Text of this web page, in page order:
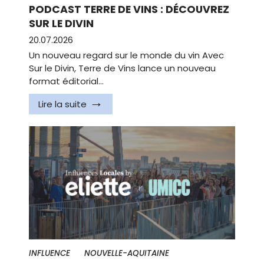
PODCAST TERRE DE VINS : DÉCOUVREZ
SUR LE DIVIN
20.07.2026
Un nouveau regard sur le monde du vin Avec
Sur le Divin, Terre de Vins lance un nouveau
format éditorial…
Lire la suite
INFLUENCE NOUVELLE-AQUITAINE